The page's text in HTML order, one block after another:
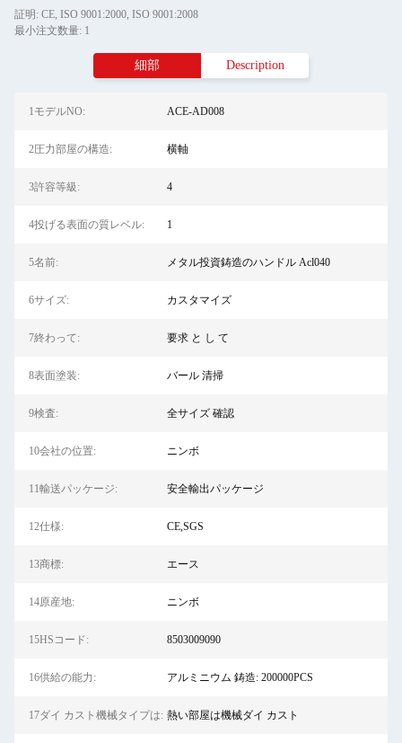
証明: CE, ISO 9001:2000, ISO 9001:2008
最小注文数量: 1
細部 Description
1モデルNO: ACE-AD008
2圧力部屋の構造: 横軸
3許容等級: 4
4投げる表面の質レベル: 1
5名前: メタル投資鋳造のハンドル Acl040
6サイズ: カスタマイズ
7終わって: 要求 と し て
8表面塗装: バール 清掃
9検査: 全サイズ 確認
10会社の位置: ニンボ
11輸送パッケージ: 安全輸出パッケージ
12仕様: CE,SGS
13商標: エース
14原産地: ニンボ
15HSコード: 8503009090
16供給の能力: アルミニウム 鋳造: 200000PCS
17ダイ カスト機械タイプは: 熱い部屋は機械ダイ カスト